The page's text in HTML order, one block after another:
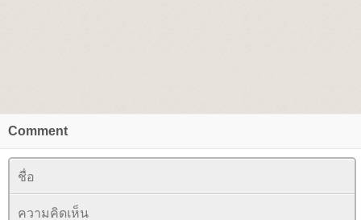
valign="middle" style="background-image:
pk1.gif'); height: 10px"></td></tr><tr><td align="center"
valign="middle" style="background-color: #FFD5D5"><table
align="center"><tbody><tr><td align="center" valign="middle"
Comment